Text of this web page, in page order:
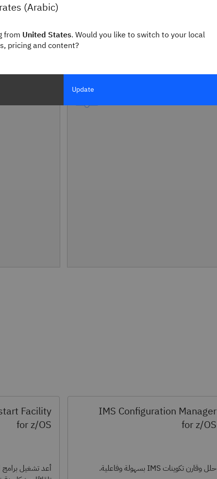
IMS Configuration Manager
for z/OS
حلل وقارن تكوينات IMS بسهولة وفاعلية.
Facility
for z/OS
(Arabic)
from United States. Would you like to switch to your local
pricing and content?
Update